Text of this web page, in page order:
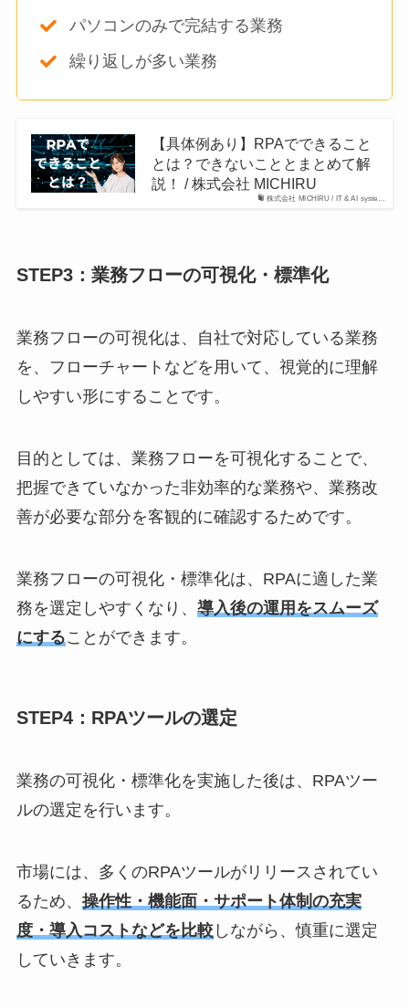
パソコンのみで完結する業務
繰り返しが多い業務
株式会社 MICHIRU / IT & AI syste…
【具体例あり】RPAでできること
とは？できないこととまとめて解
説！ / 株式会社 MICHIRU
STEP3：業務フローの可視化・標準化
業務フローの可視化は、自社で対応している業務
を、フローチャートなどを用いて、視覚的に理解
しやすい形にすることです。
目的としては、業務フローを可視化することで、
把握できていなかった非効率的な業務や、業務改
善が必要な部分を客観的に確認するためです。
業務フローの可視化・標準化は、RPAに適した業
務を選定しやすくなり、 導入後の運用をスムーズ
にすることができます。
STEP4：RPAツールの選定
業務の可視化・標準化を実施した後は、RPAツー
ルの選定を行います。
市場には、多くのRPAツールがリリースされてい
るため、 操作性・機能面・サポート体制の充実
度・導入コストなどを比較しながら、慎重に選定
していきます。